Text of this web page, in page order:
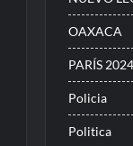
OAXACA
PARÍS 2024
Policia
Politica